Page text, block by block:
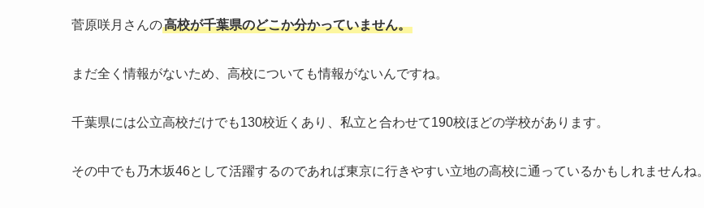
菅原咲月さんの高校が千葉県のどこか分かっていません。
まだ全く情報がないため、高校についても情報がないんですね。
千葉県には公立高校だけでも130校近くあり、私立と合わせて190校ほどの学校があります。
その中でも乃木坂46として活躍するのであれば東京に行きやすい立地の高校に通っているかもしれませんね。